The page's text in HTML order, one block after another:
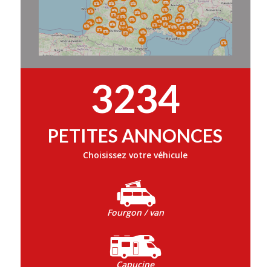
3234
PETITES ANNONCES
Choisissez votre véhicule
Fourgon / van
Capucine